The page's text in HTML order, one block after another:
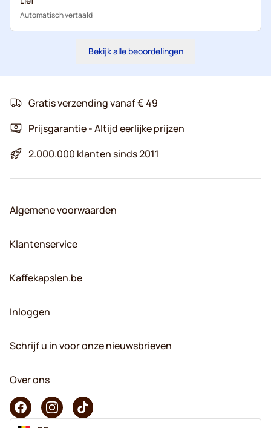
Automatisch vertaald
Bekijk alle beoordelingen
Gratis verzending vanaf € 49
Prijsgarantie - Altijd eerlijke prijzen
2.000.000 klanten sinds 2011
Algemene voorwaarden
Klantenservice
Kaffekapslen.be
Inloggen
Schrijf u in voor onze nieuwsbrieven
Over ons